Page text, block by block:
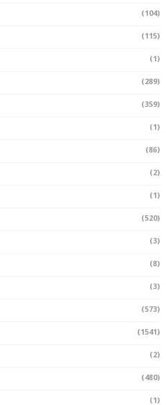
(104)
(115)
(1)
(289)
(359)
(1)
(86)
(2)
(1)
(520)
(3)
(8)
(3)
(573)
(1541)
(2)
(480)
(1)